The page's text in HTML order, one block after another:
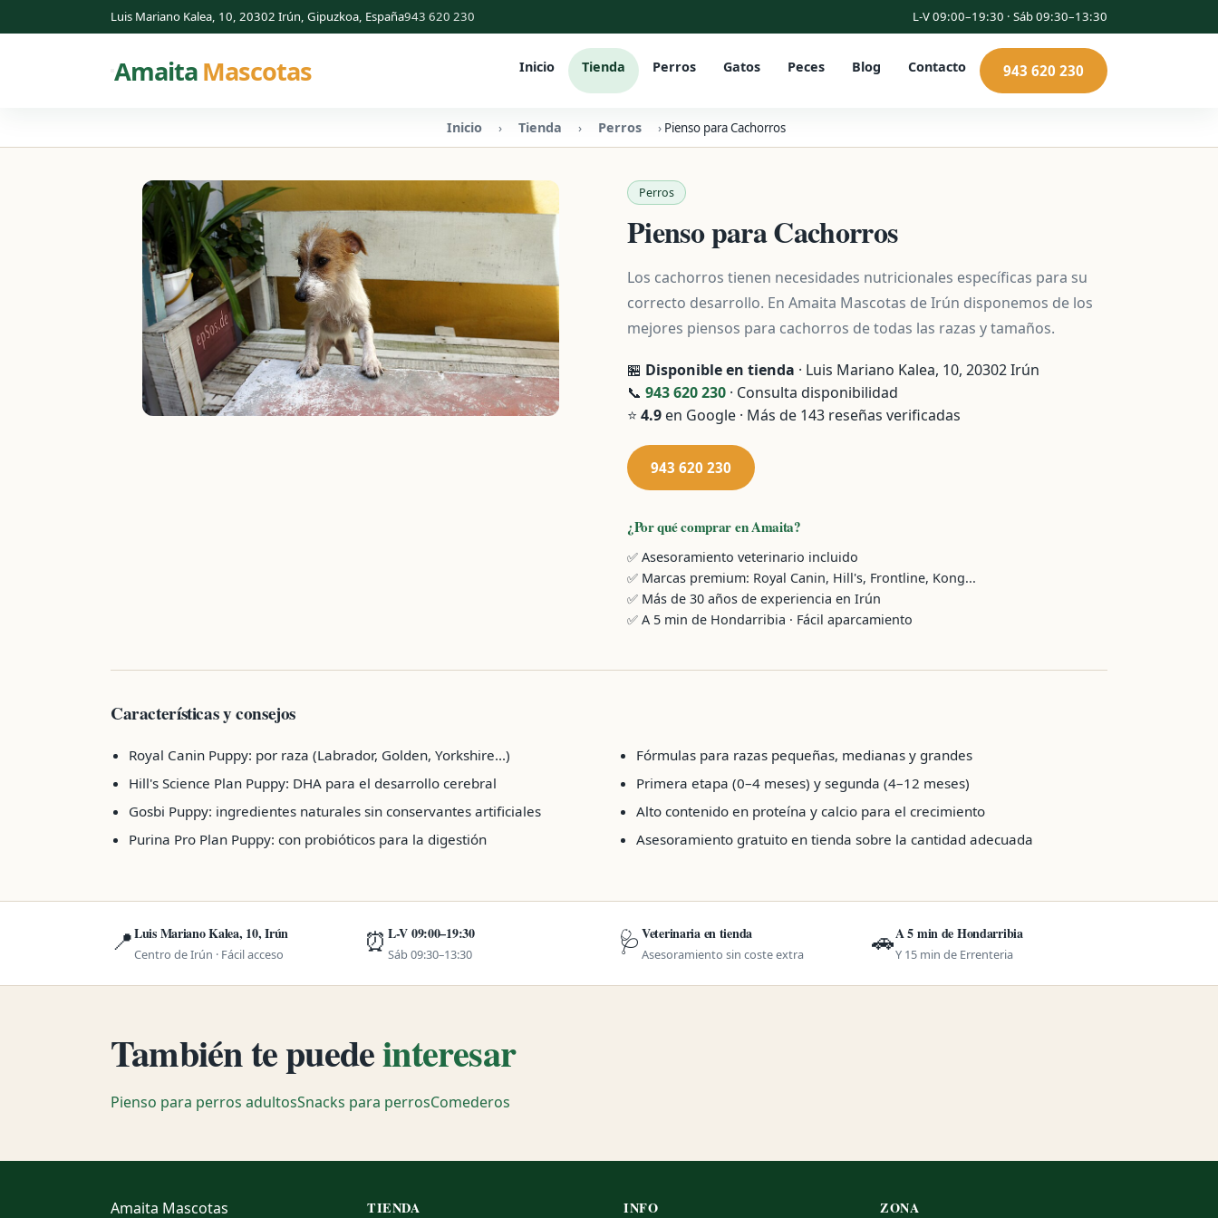
Luis Mariano Kalea, 10, 20302 Irún, Gipuzkoa, España943 620 230 L-V 09:00–19:30 · Sáb 09:30–13:30
AmaitaMascotas Inicio Tienda Perros Gatos Peces Blog Contacto 943 620 230
Inicio › Tienda › Perros › Pienso para Cachorros
Perros
Pienso para Cachorros
Los cachorros tienen necesidades nutricionales específicas para su
correcto desarrollo. En Amaita Mascotas de Irún disponemos de los
mejores piensos para cachorros de todas las razas y tamaños.
🏪 Disponible en tienda · Luis Mariano Kalea, 10, 20302 Irún
📞 943 620 230 · Consulta disponibilidad
⭐ 4.9 en Google · Más de 143 reseñas verificadas
943 620 230
¿Por qué comprar en Amaita?
✅ Asesoramiento veterinario incluido
✅ Marcas premium: Royal Canin, Hill's, Frontline, Kong...
✅ Más de 30 años de experiencia en Irún
✅ A 5 min de Hondarribia · Fácil aparcamiento
Características y consejos
Royal Canin Puppy: por raza (Labrador, Golden, Yorkshire...)
Hill's Science Plan Puppy: DHA para el desarrollo cerebral
Gosbi Puppy: ingredientes naturales sin conservantes artificiales
Purina Pro Plan Puppy: con probióticos para la digestión
Fórmulas para razas pequeñas, medianas y grandes
Primera etapa (0–4 meses) y segunda (4–12 meses)
Alto contenido en proteína y calcio para el crecimiento
Asesoramiento gratuito en tienda sobre la cantidad adecuada
📍Luis Mariano Kalea, 10, Irún
Centro de Irún · Fácil acceso ⏰ L-V 09:00–19:30
Sáb 09:30–13:30 🩺Veterinaria en tienda
Asesoramiento sin coste extra 🚗A 5 min de Hondarribia
Y 15 min de Errenteria
También te puedeinteresar
Pienso para perros adultosSnacks para perrosComederos
Amaita Mascotas TIENDA INFO ZONA